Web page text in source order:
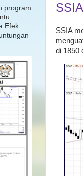
SSIA
di 1850
program
Efek